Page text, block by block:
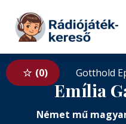
Tovább a tartalomhoz
0 Gotthold
Emília
Német mű